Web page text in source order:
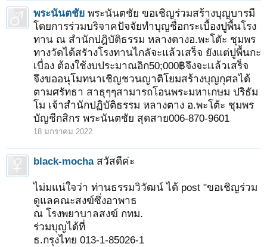
พระนันตชัย พระนันตชัย ขอเชิญร่วมสร้างบุญบารมี
โดยการร่วมบริจาคปัจจัยทำบุญชื่อกระเบื้องปูพื้นโรง
ทาน ณ สำนักปฎิบัติธรรม หลางตางอ.พะโตัะ ชุมพร
ทางวัดได้สรัางโรงทานไกลัจะแล้วเสร็จ ยังแต่ปูพื้นกะ
เบื่อง ต้องใช้งบประมาณอิก50;000฿จึงจะเเล้วเสร็จ
จึงขออนุโมทนาเชิญชวนญาติโยมสร้างบุญกุศลได้
ตามศรัทธา สาธุๆๆสามารถโอนพระมหาเกษม ปริธัม
โม เจ้าสำนักปฏิบัติธรรม หลางตาง อ.พะโต้ะ ชุมพร
บัญชีกสิกร พระนันตชัย สุดสาย006-870-9601
18 มกราคม 2022
black-mocha สวัสดีค่ะ
ไม่มแน่ใจว่า ท่านธรรมวิวัฒน์ ได้ post "ขอเชิญร่วม
ดูแลคณะสงฆ์ซึ่งอาพาธ
ณ โรงพยาบาลสงฆ์ กทม.
ร่วมบุญได้ที่
ธ.กรุงไทย 013-1-85026-1